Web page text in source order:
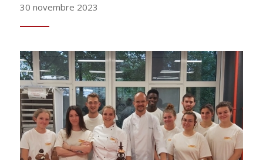
30 novembre 2023